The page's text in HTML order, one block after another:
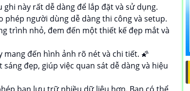
này rất dễ dàng để lắp đặt và sử dụng.
phép người dùng dễ dàng thi công và setup.
trình nhỏ, đem đến một thiết kế đẹp mắt và
đến hình ảnh rõ nét và chi tiết. 🌠
đẹp, giúp việc quan sát dễ dàng và hiệu